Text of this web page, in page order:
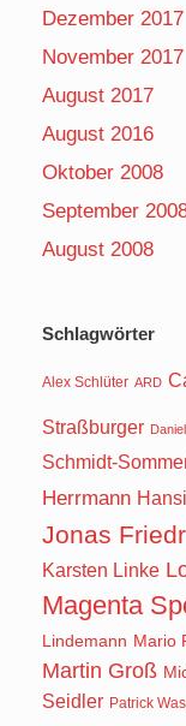
Dezember 2017
November 2017
August 2017
August 2016
Oktober 2008
September
August 2008
Schlagwörter
Alex Schlüter ARD
Straßburger
Schmidt-
Herrmann
Jonas
Karsten Linke
Magenta
Lindemann Mario
Martin Groß
Seidler Patrick